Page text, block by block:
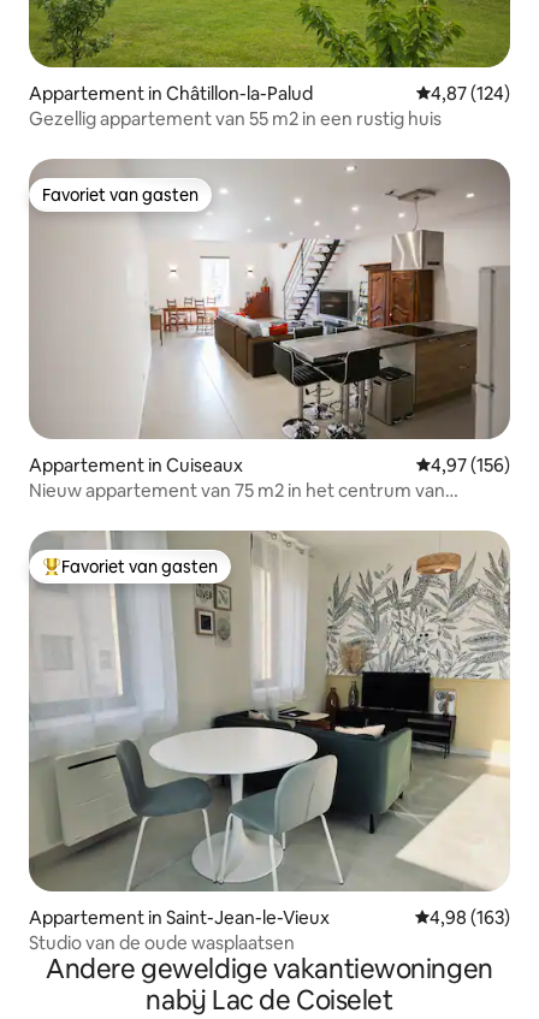
Appartement in Châtillon-la-Palud Gemiddelde
4,87 (124)
Gezellig appartement van 55 m2 in een rustig huis
Favoriet van gasten
Favoriet van gasten
Appartement in Cuiseaux Gemiddelde
4,97 (156)
Nieuw appartement van 75 m2 in het centrum van
Topfavoriet van gasten
Favoriet van gasten
Appartement in Saint-Jean-le-Vieux Gemiddelde
4,98 (163)
Studio van de oude wasplaatsen
Andere geweldige vakantiewoningen
nabij Lac de Coiselet